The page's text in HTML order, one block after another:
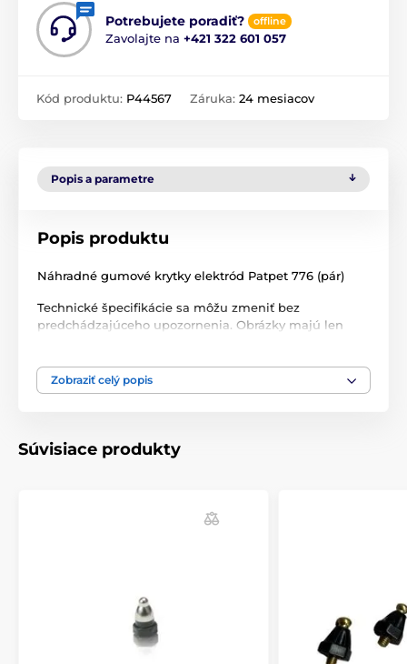
Potrebujete poradiť? offline
Zavolajte na +421 322 601 057
Kód produktu: P44567 Záruka: 24 mesiacov
Popis a parametre
Popis produktu
Náhradné gumové krytky elektród Patpet 776 (pár)
Technické špecifikácie sa môžu zmeniť bez
predchádzajúceho upozornenia. Obrázky majú len
Príslušenstvo výcvikové obojky
Zobraziť celý popis
Súvisiace produkty